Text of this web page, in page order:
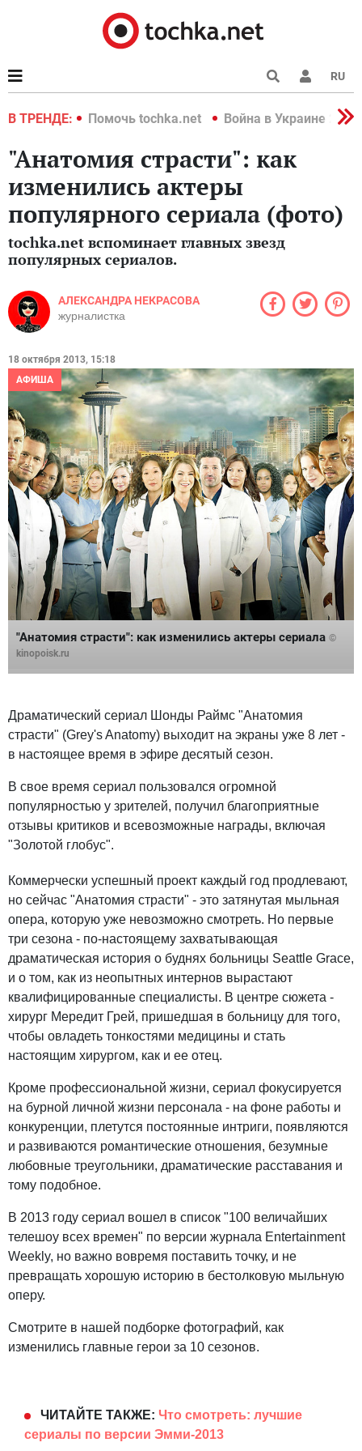
RU
В ТРЕНДЕ:
2022 Помочь tochka.net Война в Украине 2022
"Анатомия страсти": как
изменились актеры
популярного сериала (фото)
tochka.net вспоминает главных звезд
популярных сериалов.
АЛЕКСАНДРА НЕКРАСОВА
журналистка
18 октября 2013, 15:18
АФИША
"Анатомия страсти": как изменились актеры сериала ©
kinopoisk.ru
Драматический сериал Шонды Раймс "Анатомия
страсти" (Grey's Anatomy) выходит на экраны уже 8 лет -
в настоящее время в эфире десятый сезон.
В свое время сериал пользовался огромной
популярностью у зрителей, получил благоприятные
отзывы критиков и всевозможные награды, включая
"Золотой глобус".
Коммерчески успешный проект каждый год продлевают,
но сейчас "Анатомия страсти" - это затянутая мыльная
опера, которую уже невозможно смотреть. Но первые
три сезона - по-настоящему захватывающая
драматическая история о буднях больницы Seattle Grace,
и о том, как из неопытных интернов вырастают
квалифицированные специалисты. В центре сюжета -
хирург Мередит Грей, пришедшая в больницу для того,
чтобы овладеть тонкостями медицины и стать
настоящим хирургом, как и ее отец.
Кроме профессиональной жизни, сериал фокусируется
на бурной личной жизни персонала - на фоне работы и
конкуренции, плетутся постоянные интриги, появляются
и развиваются романтические отношения, безумные
любовные треугольники, драматические расставания и
тому подобное.
В 2013 году сериал вошел в список "100 величайших
телешоу всех времен" по версии журнала Entertainment
Weekly, но важно вовремя поставить точку, и не
превращать хорошую историю в бестолковую мыльную
оперу.
Смотрите в нашей подборке фотографий, как
изменились главные герои за 10 сезонов.
ЧИТАЙТЕ ТАКЖЕ: Что смотреть: лучшие
сериалы по версии Эмми-2013